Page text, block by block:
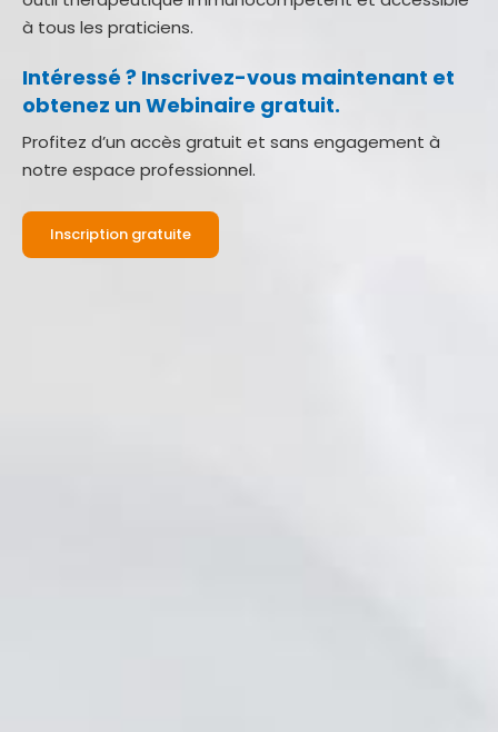
à tous les praticiens.
Intéressé ? Inscrivez-vous maintenant et
obtenez un Webinaire gratuit.
Profitez d’un accès gratuit et sans engagement à
notre espace professionnel.
Inscription gratuite